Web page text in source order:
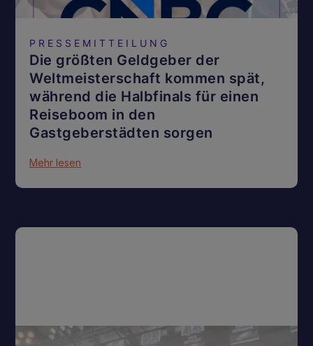
PRESSEMITTEILUNG
Die größten Geldgeber der
Weltmeisterschaft kommen spät,
während die Halbfinals für einen
Reiseboom in den
Gastgeberstädten sorgen
Mehr lesen